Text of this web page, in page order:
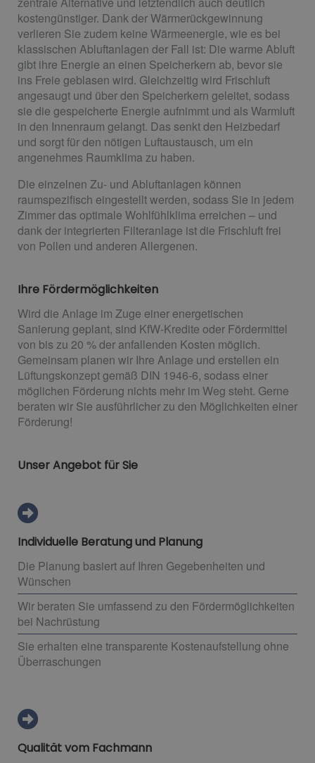
kostengünstiger. Dank der Wärmerückgewinnung
verlieren Sie zudem keine Wärmeenergie, wie es bei
klassischen Abluftanlagen der Fall ist: Die warme Abluft
gibt ihre Energie an einen Speicherkern ab, bevor sie
ins Freie geblasen wird. Gleichzeitig wird Frischluft
angesaugt und über den Speicherkern geleitet, sodass
sie die gespeicherte Energie aufnimmt und als Warmluft
in den Innenraum gelangt. Das senkt den Heizbedarf
und sorgt für den nötigen Luftaustausch, um ein
angenehmes Raumklima zu haben.
Die einzelnen Zu- und Abluftanlagen können
raumspezifisch eingestellt werden, sodass Sie in jedem
Zimmer das optimale Wohlfühlklima erreichen – und
dank der integrierten Filteranlage ist die Frischluft frei
von Pollen und anderen Allergenen.
Ihre Fördermöglichkeiten
Wird die Anlage im Zuge einer energetischen
Sanierung geplant, sind KfW-Kredite oder Fördermittel
von bis zu 20 % der anfallenden Kosten möglich.
Gemeinsam planen wir Ihre Anlage und erstellen ein
Lüftungskonzept gemäß DIN 1946-6, sodass einer
möglichen Förderung nichts mehr im Weg steht. Gerne
beraten wir Sie ausführlicher zu den Möglichkeiten einer
Förderung!
Unser Angebot für Sie
Individuelle Beratung und Planung
Die Planung basiert auf Ihren Gegebenheiten und
Wünschen
Wir beraten Sie umfassend zu den Fördermöglichkeiten
bei Nachrüstung
Sie erhalten eine transparente Kostenaufstellung ohne
Überraschungen
Qualität vom Fachmann